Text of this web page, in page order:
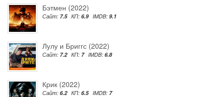
Бэтмен (2022)
Сайт: 7.5 КП: 6.9 IMDB: 9.1
Лулу и Бриггс (2022)
Сайт: 7.2 КП: 7 IMDB: 6.8
Крик (2022)
Сайт: 6.2 КП: 6.5 IMDB: 7